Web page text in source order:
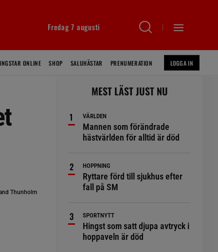
Fredag 7 augusti
ONLINE SHOP SALUHÄSTAR PRENUMERATION LOGGA IN
Thunholm
MEST LÄST JUST NU
VÄRLDEN
Mannen som förändrade
hästvärlden för alltid är död
HOPPNING
Ryttare förd till sjukhus efter
fall på SM
SPORTNYTT
Hingst som satt djupa avtryck i
hoppaveln är död